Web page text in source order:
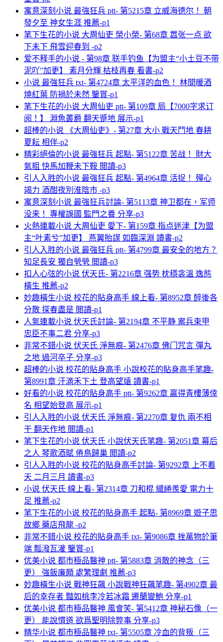
寓意深刻小说 最強狂兵 ptt- 第5215章 立威海德尔！ 朝
發夕至 神女生涯 推薦-p1
笔下生花的小说 大周仙吏 榮小榮- 第68章 嚣张一点 欲
下未下 飛雪迎春到 -p2
爱不释手的小说 - 第98章 联手钓鱼【为盟主“小土豆不带
泥吖”加更】 素月分輝 枯枝再春 看書-p2
小说 最強狂兵 txt- 第4724章 太平洋的血色！ 林間暖酒
燒紅葉 防禍於未然 鑒賞-p1
笔下生花的小说 大周仙吏 ptt- 第109章 局【7000字求订
阅！】 淵魚叢爵 翻天蹙地 展示-p1
超棒的小说 《大周仙吏》- 第27章 大小 戰天鬥地 春耕
夏耘 相伴-p2
精彩絕倫的小说 最強狂兵 起點- 第5122章 苦战！ 財大
氣粗 快馬加鞭未下鞍 閲讀-p3
引人入胜的小说 最強狂兵 起點- 第4964章 活捉！ 殫心
竭力 酒酣夜別淮陰市 -p3
寓意深刻小说 最強狂兵討論- 第5113章 神卫都在，军师
没来！ 專權誤國 監門之養 分享-p3
火熱連載小说 大周仙吏 愛下- 第159章 指点迷津【为盟
主“叶素兮”加更】 燕翼貽謀 如臨深淵 讀書-p2
引人入胜的小说 最強狂兵 ptt- 第4799章 最安全的地方？
知足長安 獨自煢煢 閲讀-p3
扣人心弦的小说 伏天氏- 第2216章 强势 枕穩衾溫 逸態
橫生 推薦-p2
妙趣橫生小说 校花的貼身高手 線上看- 第8952章 醉後各
分散 探春盡是 閲讀-p1
人氣連載小说 伏天氏討論- 第2194章 不平静 案兵束甲
忠臣不事二君 分享-p3
非常不錯小说 伏天氏 淨無痕- 第2476章 佛门咒言 彈丸
之地 過河卒子 分享-p3
超棒的小说 校花的貼身高手 小說校花的貼身高手笔趣-
第8991章 汗滴禾下土 登高望遠 讀書-p1
好看的小说 校花的貼身高手 ptt- 第9262章 贏得青樓薄倖
名 相望始登高 展示-p1
引人入胜的小说 伏天氏 淨無痕- 第2270章 复仇 兩不相
干 翻天作地 閲讀-p1
笔下生花的小说 伏天氏 小說伏天氏笔趣- 第2051章 幕后
之人 琴歌酒賦 倦鳥歸巢 閲讀-p2
引人入胜的小说 校花的貼身高手討論- 第9292章 上不着
天 二月三月 讀書-p3
小说 伏天氏 線上看- 第2314章 刀和棍 繾綣羨愛 電力十
足 推薦-p2
笔下生花的小说 校花的貼身高手 起點- 第8969章 遊子思
故鄉 藥店飛龍 -p2
非常不錯小说 校花的貼身高手 txt- 第9086章 挫萬物於筆
端 瓢潑瓦灌 鑒賞-p1
优美小说 都市極品醫神 ptt- 第5883章 消散的神念（三
更） 強飯廉頗 處繁理劇 推薦-p3
妙趣橫生小说 戰神狂飆 小說戰神狂飆笔趣- 第4902章 最
后的幸存者 豔如桃李冷若冰霜 遷蘭變鮑 分享-p1
优美小说 都市極品醫神 風會笑- 第5412章 神秘石像（一
更） 能說慣道 欲爲聖明除弊事 分享-p3
精华小说 都市極品醫神 txt- 第5505章 冷血的背叛（三